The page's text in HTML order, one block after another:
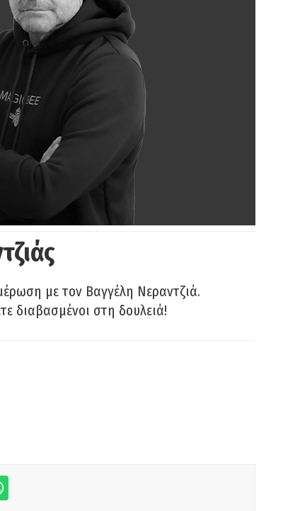
με τον Βαγγέλη Νεραντζιά.
διαβασμένοι στη δουλειά!